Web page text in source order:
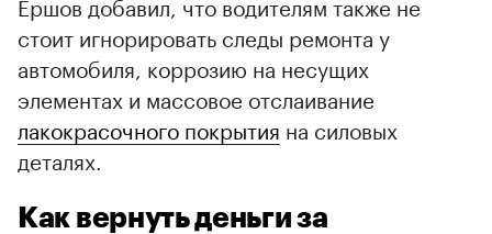
стоит игнорировать следы ремонта у
автомобиля, коррозию на несущих
элементах и массовое отслаивание
лакокрасочного покрытия на силовых
деталях.
Как вернуть деньги за